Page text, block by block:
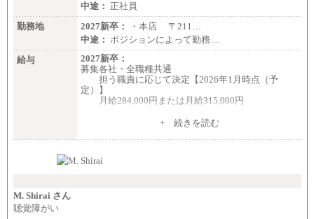
■(株)JTBパブリッシング ※2027年新卒募集終了
総合職 月給241,000円
中途：
①月給227,000円以上
②月給212,000円以上
③月給172,500円以上
④月給23万円～37万円
⑤月給20万円～25万円
⑥月給33万円～48万円
⑦月給271,000円以上
⑧～⑮月給200,000円〜月給400,000円
⑯月給185,000円以上
⑰月給237,000円以上
⑲東京：月給202,000 円以上 、京都：月給193,000 円
中途： 正社員
勤務地
2027新卒：
・本店 〒211…
中途： ポジションによって勤務…
給与
2027新卒：
募集各社・全職種共通
担う職責に応じて決定【2026年1月時点（予
定）】
月給284,000円または月給315,000円
※入社後早期から、自律的な業務遂行が求めら
す。
い職責を担う方については、さらに高い金額を個別
+ 続きを読む
M. Shirai さん
聴覚障がい